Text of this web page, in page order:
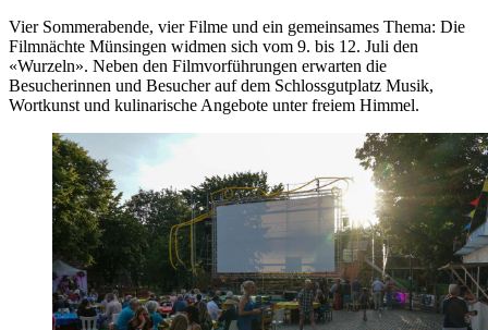
Vier Sommerabende, vier Filme und ein gemeinsames Thema: Die
Filmnächte Münsingen widmen sich vom 9. bis 12. Juli den
«Wurzeln». Neben den Filmvorführungen erwarten die
Besucherinnen und Besucher auf dem Schlossgutplatz Musik,
Wortkunst und kulinarische Angebote unter freiem Himmel.